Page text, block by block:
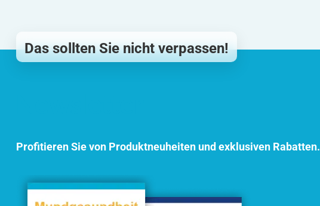
Das sollten Sie nicht verpassen!
Profitieren Sie von Produktneuheiten und exklusiven Rabatten.